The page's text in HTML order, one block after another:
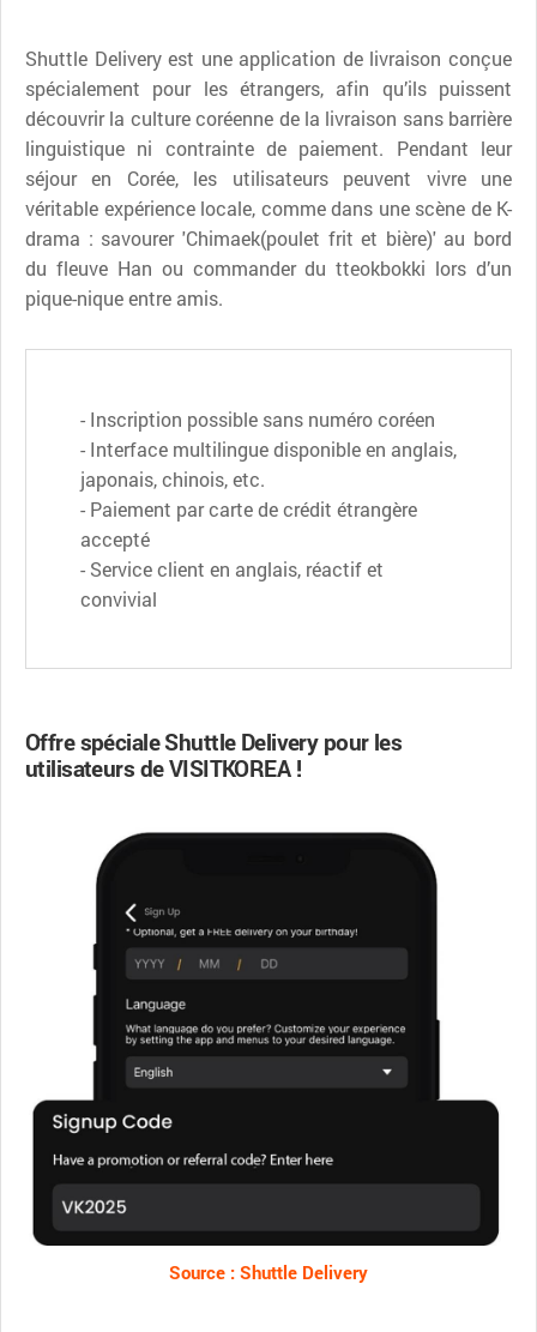
Shuttle Delivery est une application de livraison conçue
spécialement pour les étrangers, afin qu’ils puissent
découvrir la culture coréenne de la livraison sans barrière
linguistique ni contrainte de paiement. Pendant leur
séjour en Corée, les utilisateurs peuvent vivre une
véritable expérience locale, comme dans une scène de K-
drama : savourer 'Chimaek(poulet frit et bière)' au bord
du fleuve Han ou commander du tteokbokki lors d’un
pique-nique entre amis.
- Inscription possible sans numéro coréen
- Interface multilingue disponible en anglais,
japonais, chinois, etc.
- Paiement par carte de crédit étrangère
accepté
- Service client en anglais, réactif et
convivial
Offre spéciale Shuttle Delivery pour les
utilisateurs de VISITKOREA !
Source : Shuttle Delivery